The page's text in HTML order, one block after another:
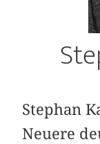
Stephan
Neuere